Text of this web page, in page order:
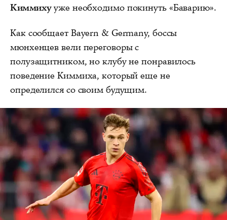
Киммихууже необходимо покинуть «Баварию».
Как сообщает Bayern & Germany, боссы
мюнхенцев вели переговоры с
полузащитником, но клубу не понравилось
поведение Киммиха, который еще не
определился со своим будущим.